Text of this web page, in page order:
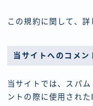
この規約に関して、詳
当サイトへのコメン
当サイトでは、スパ
ントの際に使用された